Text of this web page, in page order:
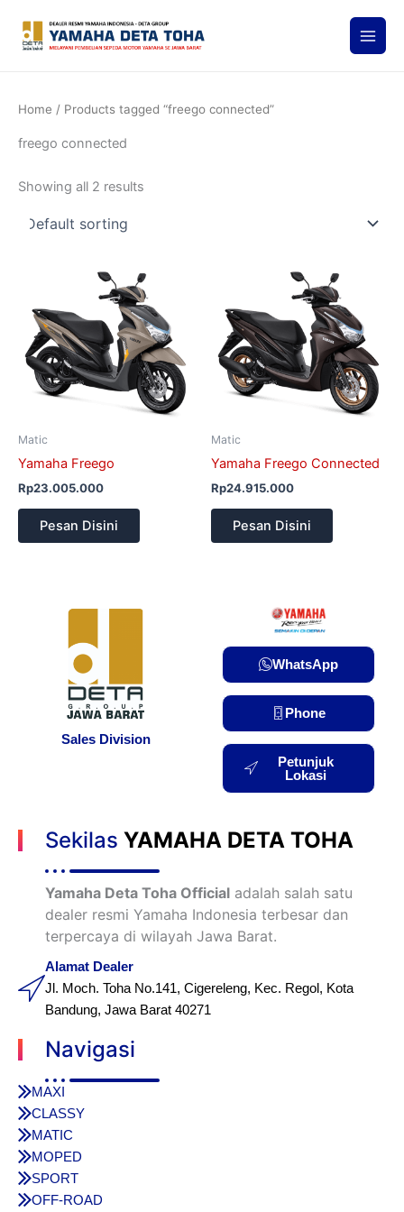
content
Home / Products tagged “freego connected”
freego connected
Showing all 2 results
Matic
Yamaha Freego
Rp23.005.000
Pesan Disini
Matic
Yamaha Freego Connected
Rp24.915.000
Pesan Disini
Sales Division
WhatsApp
Phone
Petunjuk
Lokasi
Sekilas YAMAHA DETA TOHA
Yamaha Deta Toha Official adalah salah satu
dealer resmi Yamaha Indonesia terbesar dan
terpercaya di wilayah Jawa Barat.
Alamat Dealer
Jl. Moch. Toha No.141, Cigereleng, Kec. Regol, Kota
Bandung, Jawa Barat 40271
Navigasi
MAXI
CLASSY
MATIC
MOPED
SPORT
OFF-ROAD